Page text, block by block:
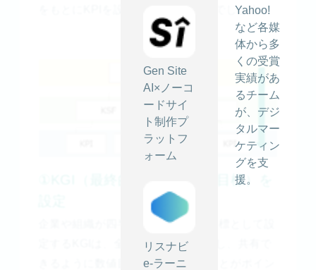
Gen Site
AI×ノーコ
ードサイ
ト制作プ
ラットフ
ォーム
リスナビ
e-ラーニ
Yahoo!
など各媒
体から多
くの受賞
実績があ
るチーム
が、デジ
タルマー
ケティン
グを支
援。
をもとにKPIを設定していくとよいでしょう。
①KGI（最終的に達成したい目標）を
企業や組織が四半期・年次などの目標として設
定するKGIは、全社員が容易に理解し、共有で
きるように数値目標を含んでいることがポイン